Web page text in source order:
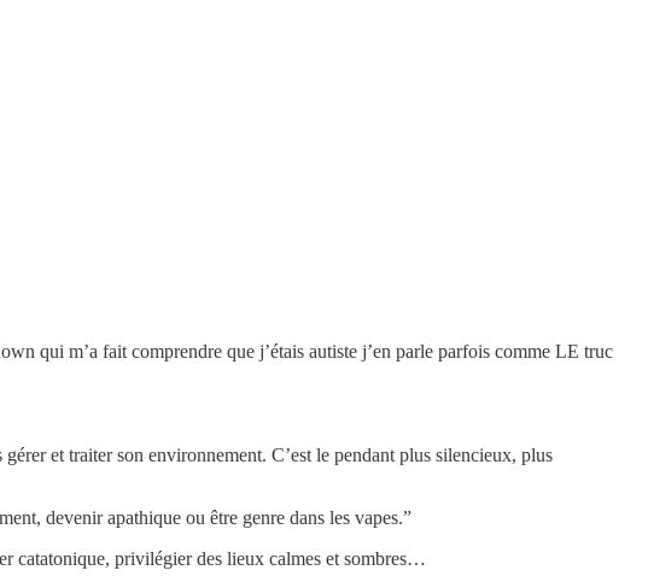
qui m’a fait comprendre que j’étais autiste j’en parle parfois comme LE truc
et traiter son environnement. C’est le pendant plus silencieux, plus
devenir apathique ou être genre dans les vapes.”
catatonique, privilégier des lieux calmes et sombres…